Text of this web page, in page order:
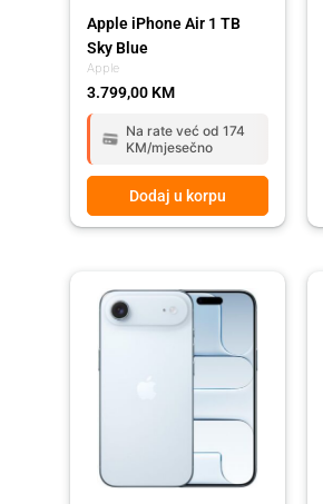
Apple
Apple iPhone Air 1 TB
Sky Blue
3.799,00 KM
Na rate već od 174
KM/mjesečno
Dodaj u korpu